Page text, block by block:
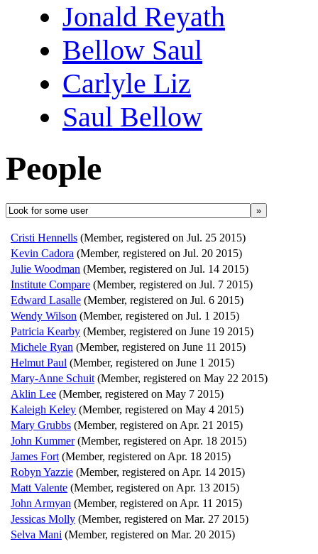
Jonald Reyath
Bellow Saul
Carlyle Liz
Saul Bellow
People
»
Cristi Hennells (Member, registered on Jul. 25 2015)
Kevin Cadora (Member, registered on Jul. 20 2015)
Julie Woodman (Member, registered on Jul. 14 2015)
Institute Compare (Member, registered on Jul. 7 2015)
Edward Lasalle (Member, registered on Jul. 6 2015)
Wendy Wilson (Member, registered on Jul. 1 2015)
Patricia Kearby (Member, registered on June 19 2015)
Michele Ryan (Member, registered on June 11 2015)
Helmut Paul (Member, registered on June 1 2015)
Mary-Anne Schuit (Member, registered on May 22 2015)
Aklin Lee (Member, registered on May 7 2015)
Kaleigh Keley (Member, registered on May 4 2015)
Mary Grubbs (Member, registered on Apr. 21 2015)
John Kummer (Member, registered on Apr. 18 2015)
James Fort (Member, registered on Apr. 18 2015)
Robyn Yazzie (Member, registered on Apr. 14 2015)
Matt Valente (Member, registered on Apr. 13 2015)
John Armyan (Member, registered on Apr. 11 2015)
Jessicas Molly (Member, registered on Mar. 27 2015)
Selva Mani (Member, registered on Mar. 20 2015)